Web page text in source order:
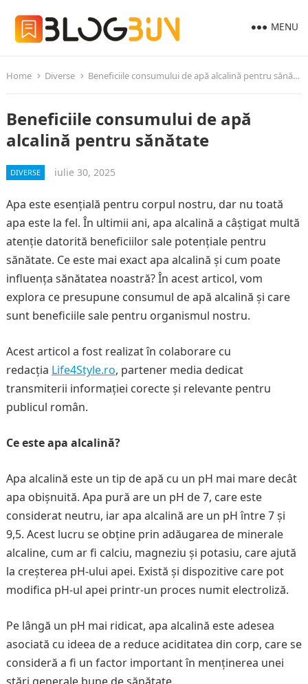
MENU
Home Diverse Beneficiile consumului de apă alcalină pentru sănătate
Beneficiile consumului de apă
alcalină pentru sănătate
DIVERSE iulie 30, 2025
Apa este esențială pentru corpul nostru, dar nu toată
apa este la fel. În ultimii ani, apa alcalină a câștigat multă
atenție datorită beneficiilor sale potențiale pentru
sănătate. Ce este mai exact apa alcalină și cum poate
influența sănătatea noastră? În acest articol, vom
explora ce presupune consumul de apă alcalină și care
sunt beneficiile sale pentru organismul nostru.
Acest articol a fost realizat în colaborare cu
redacția Life4Style.ro, partener media dedicat
transmiterii informației corecte și relevante pentru
publicul român.
Ce este apa alcalină?
Apa alcalină este un tip de apă cu un pH mai mare decât
apa obișnuită. Apa pură are un pH de 7, care este
considerat neutru, iar apa alcalină are un pH între 7 și
9,5. Acest lucru se obține prin adăugarea de minerale
alcaline, cum ar fi calciu, magneziu și potasiu, care ajută
la creșterea pH-ului apei. Există și dispozitive care pot
modifica pH-ul apei printr-un proces numit electroliză.
Pe lângă un pH mai ridicat, apa alcalină este adesea
asociată cu ideea de a reduce aciditatea din corp, care se
consideră a fi un factor important în menținerea unei